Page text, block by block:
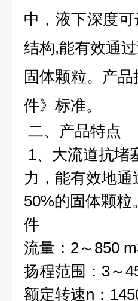
中，液下深度
结构,能有效通
固体颗粒。产
件》标准。
二、 产品特点
1、大流道抗堵
力，能有效地
50%的固体颗粒
件
流量：2～850
扬程范围：3～
额定转速n：